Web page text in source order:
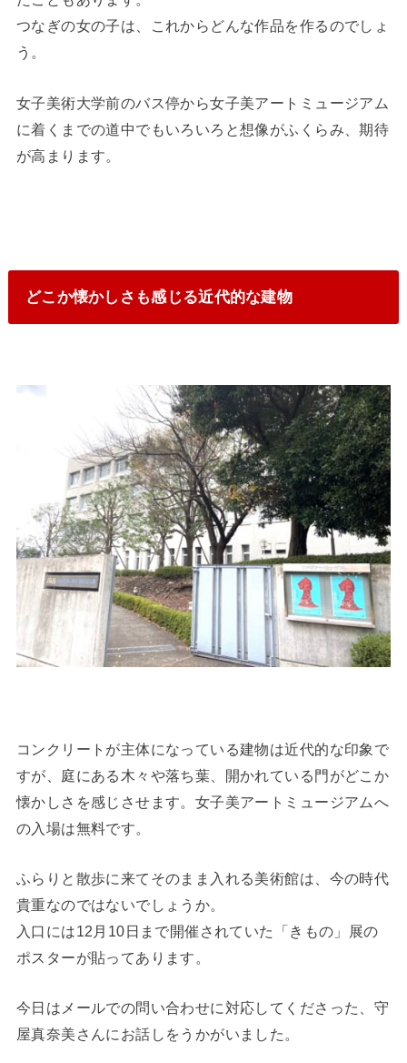
つなぎの女の子は、これからどんな作品を作るのでしょ
う。
女子美術大学前のバス停から女子美アートミュージアム
に着くまでの道中でもいろいろと想像がふくらみ、期待
が高まります。
どこか懐かしさも感じる近代的な建物
コンクリートが主体になっている建物は近代的な印象で
すが、庭にある木々や落ち葉、開かれている門がどこか
懐かしさを感じさせます。女子美アートミュージアムへ
の入場は無料です。
ふらりと散歩に来てそのまま入れる美術館は、今の時代
貴重なのではないでしょうか。
入口には12月10日まで開催されていた「きもの」展の
ポスターが貼ってあります。
今日はメールでの問い合わせに対応してくださった、守
屋真奈美さんにお話しをうかがいました。